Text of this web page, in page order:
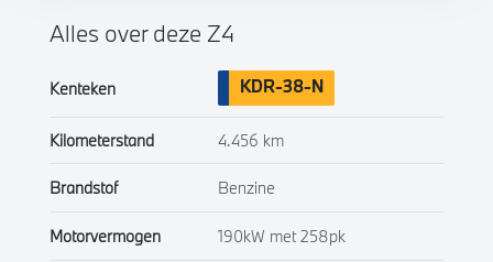
Alles over deze Z4
Kenteken KDR-38-N
Kilometerstand 4.456 km
Brandstof Benzine
Motorvermogen 190kW met 258pk